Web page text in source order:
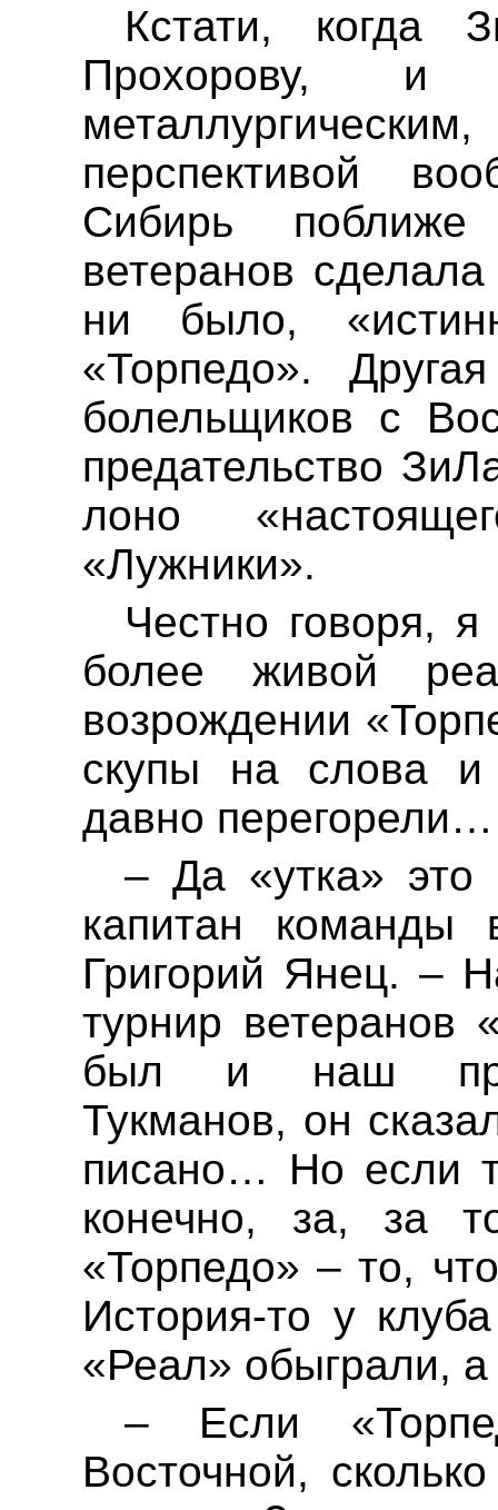
Кстати, когда
Прохорову, и
перспективой
Сибирь
ветеранов
ни было,
«Торпедо».
болельщиков с
предательство
лоно
«Лужники».
Честно говоря,
более живой
возрождении
скупы на слова
давно перегорели…
– Да «утка» это
капитан команды
Григорий Янец. –
турнир ветеранов
был и наш
Тукманов, он
писано… Но если
конечно, за, за
«Торпедо» – то,
История-то у
«Реал» обыграли,
– Если
Восточной,